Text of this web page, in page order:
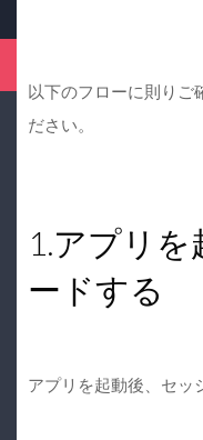
以下のフローに則りご
ださい。
1.アプリ
ードする
アプリを起動後、セッ